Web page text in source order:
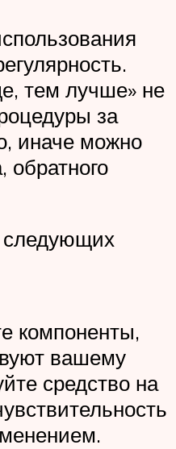
тем лучше» не
за
иначе можно
следующих
компоненты,
вашему
средство на